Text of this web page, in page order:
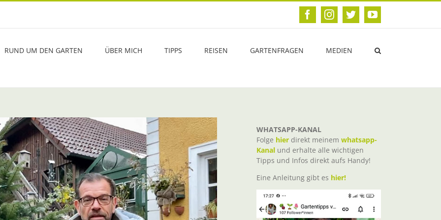
FacebookInstagram
TwitterYouTube
RUND UM DEN GARTEN ÜBER MICH TIPPS REISEN GARTENFRAGEN MEDIEN
WHATSAPP-KANAL
Folge hier direkt meinem whatsapp-
Kanal und erhalte alle wichtigen
Tipps und Infos direkt aufs Handy!
Eine Anleitung gibt es hier!